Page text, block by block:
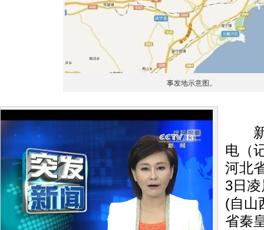
事发地示意图。
新
电（
河北
3日
(自山
省秦